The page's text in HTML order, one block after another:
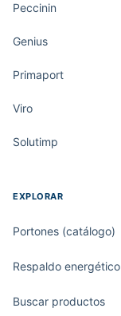
Peccinin
Genius
Primaport
Viro
Solutimp
EXPLORAR
Portones (catálogo)
Respaldo energético
Buscar productos